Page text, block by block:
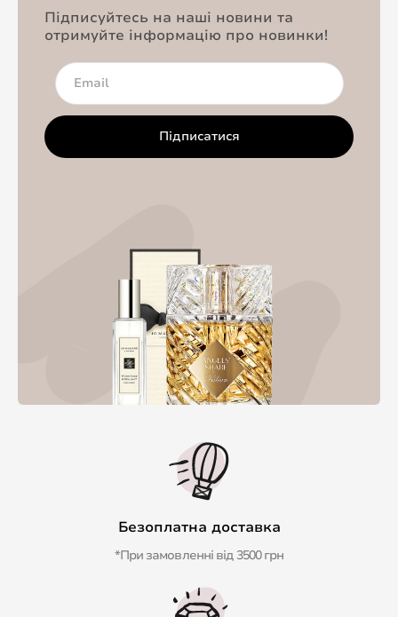
Підписуйтесь на наші новини та
отримуйте інформацію про новинки!
Підписатися
Безоплатна доставка
*При замовленні від 3500 грн